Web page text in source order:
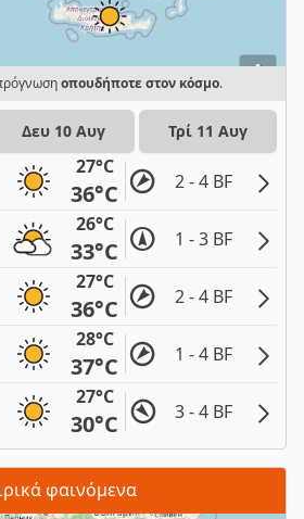
i
οπουδήποτε στον κόσμο.
Δευ 10 Αυγ Τρί 11 Αυγ
27°C
36°C 2 - 4 BF
26°C
33°C 1 - 3 BF
27°C
36°C 2 - 4 BF
28°C
37°C 1 - 4 BF
27°C
30°C 3 - 4 BF
φαινόμενα